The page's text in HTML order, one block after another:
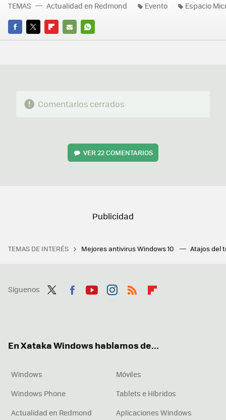
FACEBOOK
TWITTERFLIPBOARD
E-
WHATSAPP
TEMAS Actualidad en Redmond Evento Espacio
Comentarios cerrados
VER22 COMENTARIOS
TEMAS DE INTERÉS Mejores antivirus Windows 10 Atajos del
Síguenos
En Xataka Windows hablamos de...
Windows
Móviles
Windows Phone
Tablets e Híbridos
Actualidad en Redmond
Aplicaciones Windows